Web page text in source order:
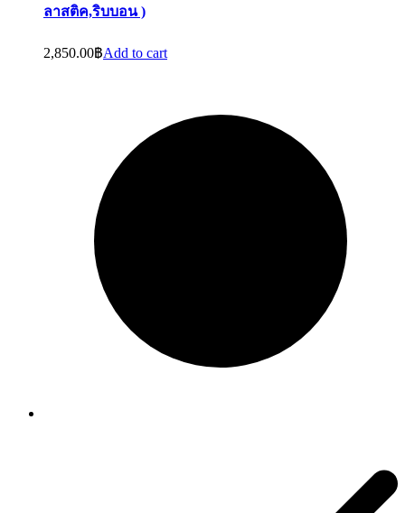
ลาสติค,ริบบอน )
2,850.00฿Add to cart